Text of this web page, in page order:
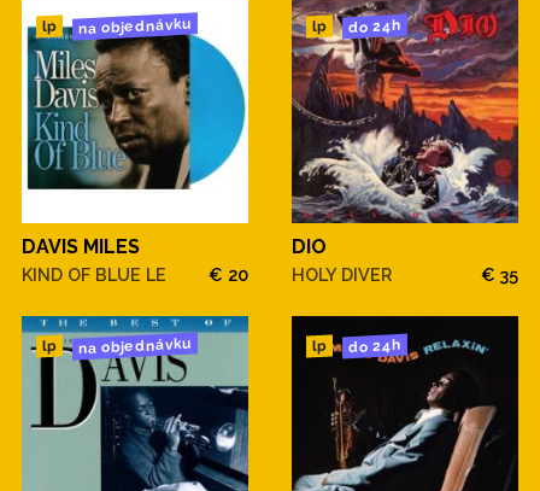
lp na objednávku
DAVIS MILES
KIND OF BLUE LE € 20
lp do 24h
DIO
HOLY DIVER € 35
lp na objednávku lp do 24h